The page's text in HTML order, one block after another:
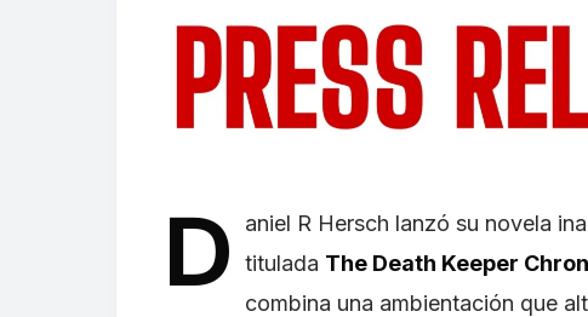
D
aniel R Hersch lanzó su novela
titulada The Death Keeper
combina una ambientación que